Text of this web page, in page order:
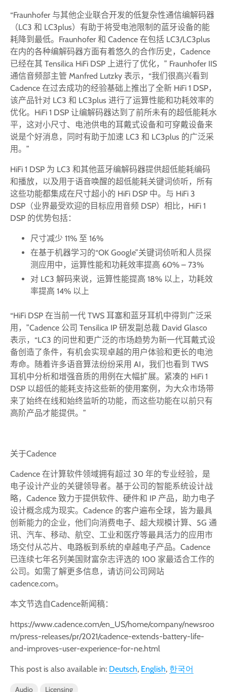
“Fraunhofer 与其他企业联合开发的低复杂性通信编解码器
（LC3 和 LC3plus）有助于将受电池限制的蓝牙设备的能
耗降到最低。Fraunhofer 和 Cadence 在包括 LC3/LC3plus
在内的各种编解码器方面有着悠久的合作历史，Cadence
已经在其 Tensilica HiFi DSP 上进行了优化，” Fraunhofer IIS
通信音频部主管 Manfred Lutzky 表示，“我们很高兴看到
Cadence 在过去成功的经验基础上推出了全新 HiFi 1 DSP，
该产品针对 LC3 和 LC3plus 进行了运算性能和功耗效率的
优化。HiFi 1 DSP 让编解码器达到了前所未有的超低能耗水
平，这对小尺寸、电池供电的耳戴式设备和可穿戴设备来
说是个好消息，同时有助于加速 LC3 和 LC3plus 的广泛采
用。”
HiFi 1 DSP 为 LC3 和其他蓝牙编解码器提供超低能耗编码
和播放，以及用于语音唤醒的超低能耗关键词侦听，所有
这些功能都集成在尺寸超小的 HiFi DSP 中。与 HiFi 3
DSP（业界最受欢迎的目标应用音频 DSP）相比，HiFi 1
DSP 的优势包括：
尺寸减少 11% 至 16%
在基于机器学习的“OK Google”关键词侦听和人员探
测应用中，运算性能和功耗效率提高 60% – 73%
对 LC3 解码来说，运算性能提高 18% 以上，功耗效
率提高 14% 以上
“HiFi DSP 在当前一代 TWS 耳塞和蓝牙耳机中得到广泛采
用，”Cadence 公司 Tensilica IP 研发副总裁 David Glasco
表示，“LC3 的问世和更广泛的市场趋势为新一代耳戴式设
备创造了条件，有机会实现卓越的用户体验和更长的电池
寿命。随着许多语音算法纷纷采用 AI，我们也看到 TWS
耳机中分析和增强音质的用例在大幅扩展。紧凑的 HiFi 1
DSP 以超低的能耗支持这些新的使用案例，为大众市场带
来了始终在线和始终监听的功能，而这些功能在以前只有
高阶产品才能提供。”
关于Cadence
Cadence 在计算软件领域拥有超过 30 年的专业经验，是
电子设计产业的关键领导者。基于公司的智能系统设计战
略，Cadence 致力于提供软件、硬件和 IP 产品，助力电子
设计概念成为现实。Cadence 的客户遍布全球，皆为最具
创新能力的企业，他们向消费电子、超大规模计算、5G 通
讯、汽车、移动、航空、工业和医疗等最具活力的应用市
场交付从芯片、电路板到系统的卓越电子产品。Cadence
已连续七年名列美国财富杂志评选的 100 家最适合工作的
公司。如需了解更多信息，请访问公司网站
cadence.com。
本文节选自Cadence新闻稿：
https://www.cadence.com/en_US/home/company/newsroo
m/press-releases/pr/2021/cadence-extends-battery-life-
and-improves-user-experience-for-ne.html
This post is also available in: Deutsch English 한국어
Audio Licensing